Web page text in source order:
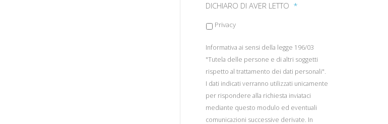
DICHIARO DI AVER LETTO *
Privacy
Informativa ai sensi della legge 196/03
"Tutela delle persone e di altri soggetti
rispetto al trattamento dei dati personali".
I dati indicati verranno utilizzati unicamente
per rispondere alla richiesta inviataci
mediante questo modulo ed eventuali
comunicazioni successive derivate. In